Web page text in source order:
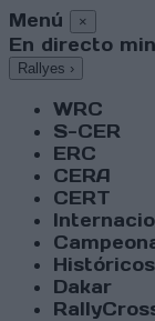
Menú ×
En directo
Rallyes ›
WRC
S-CER
ERC
CERA
CERT
Históricos
Dakar